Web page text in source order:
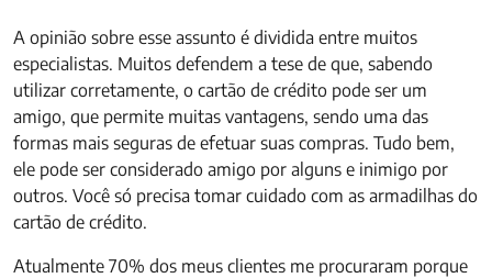
A opinião sobre esse assunto é dividida entre muitos
especialistas. Muitos defendem a tese de que, sabendo
utilizar corretamente, o cartão de crédito pode ser um
amigo, que permite muitas vantagens, sendo uma das
formas mais seguras de efetuar suas compras. Tudo bem,
ele pode ser considerado amigo por alguns e inimigo por
outros. Você só precisa tomar cuidado com as armadilhas do
cartão de crédito.
Atualmente 70% dos meus clientes me procuraram porque